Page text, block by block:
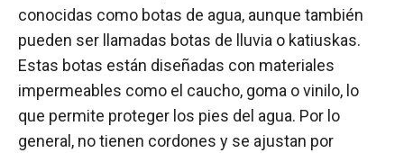
conocidas como botas de agua, aunque también
pueden ser llamadas botas de lluvia o katiuskas.
Estas botas están diseñadas con materiales
impermeables como el caucho, goma o vinilo, lo
que permite proteger los pies del agua. Por lo
general, no tienen cordones y se ajustan por